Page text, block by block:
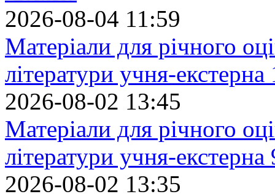
2026-08-04 11:59
Матеріали для річного
літератури учня-екстерна
2026-08-02 13:45
Матеріали для річного
літератури учня-екстерна
2026-08-02 13:35